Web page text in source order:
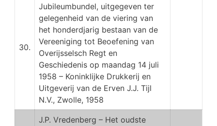
30.
Jubileumbundel, uitgegeven ter
gelegenheid van de viering van
het honderdjarig bestaan van de
Vereeniging tot Beoefening van
Overijsselsch Regt en
Geschiedenis op maandag 14 juli
1958 – Koninklijke Drukkerij en
Uitgeverij van de Erven J.J. Tijl
N.V., Zwolle, 1958
J.P. Vredenberg – Het oudste